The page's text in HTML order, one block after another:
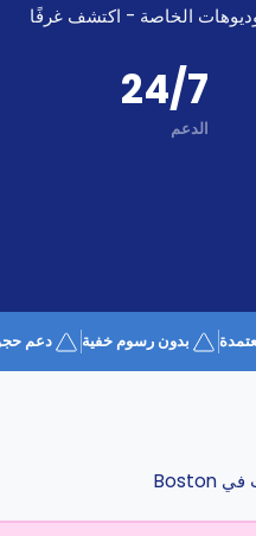
الخاصة - اكتشف غرفًا
24/7
الدعم
بدون رسوم خفية دعم
في Boston